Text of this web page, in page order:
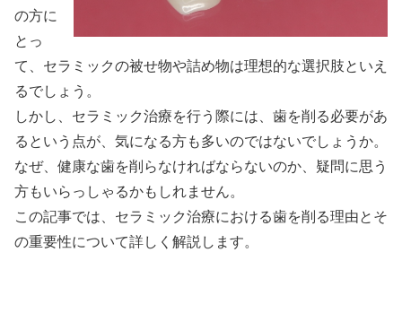
の方に
とっ
て、セラミックの被せ物や詰め物は理想的な選択肢といえ
るでしょう。
しかし、セラミック治療を行う際には、歯を削る必要があ
るという点が、気になる方も多いのではないでしょうか。
なぜ、健康な歯を削らなければならないのか、疑問に思う
方もいらっしゃるかもしれません。
この記事では、セラミック治療における歯を削る理由とそ
の重要性について詳しく解説します。